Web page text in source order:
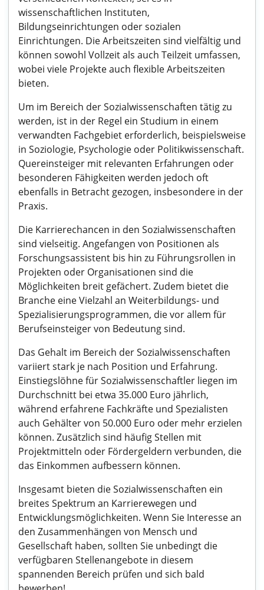
wissenschaftlichen Instituten,
Bildungseinrichtungen oder sozialen
Einrichtungen. Die Arbeitszeiten sind vielfältig und
können sowohl Vollzeit als auch Teilzeit umfassen,
wobei viele Projekte auch flexible Arbeitszeiten
bieten.
Um im Bereich der Sozialwissenschaften tätig zu
werden, ist in der Regel ein Studium in einem
verwandten Fachgebiet erforderlich, beispielsweise
in Soziologie, Psychologie oder Politikwissenschaft.
Quereinsteiger mit relevanten Erfahrungen oder
besonderen Fähigkeiten werden jedoch oft
ebenfalls in Betracht gezogen, insbesondere in der
Praxis.
Die Karrierechancen in den Sozialwissenschaften
sind vielseitig. Angefangen von Positionen als
Forschungsassistent bis hin zu Führungsrollen in
Projekten oder Organisationen sind die
Möglichkeiten breit gefächert. Zudem bietet die
Branche eine Vielzahl an Weiterbildungs- und
Spezialisierungsprogrammen, die vor allem für
Berufseinsteiger von Bedeutung sind.
Das Gehalt im Bereich der Sozialwissenschaften
variiert stark je nach Position und Erfahrung.
Einstiegslöhne für Sozialwissenschaftler liegen im
Durchschnitt bei etwa 35.000 Euro jährlich,
während erfahrene Fachkräfte und Spezialisten
auch Gehälter von 50.000 Euro oder mehr erzielen
können. Zusätzlich sind häufig Stellen mit
Projektmitteln oder Fördergeldern verbunden, die
das Einkommen aufbessern können.
Insgesamt bieten die Sozialwissenschaften ein
breites Spektrum an Karrierewegen und
Entwicklungsmöglichkeiten. Wenn Sie Interesse an
den Zusammenhängen von Mensch und
Gesellschaft haben, sollten Sie unbedingt die
verfügbaren Stellenangebote in diesem
spannenden Bereich prüfen und sich bald